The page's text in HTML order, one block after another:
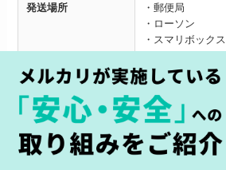
発送場所 ・郵便局
・ローソン
・スマリボックス
受取場所 ・郵便受け
・コンビニ
・郵便局
・はこぽす
あわせて読みたい